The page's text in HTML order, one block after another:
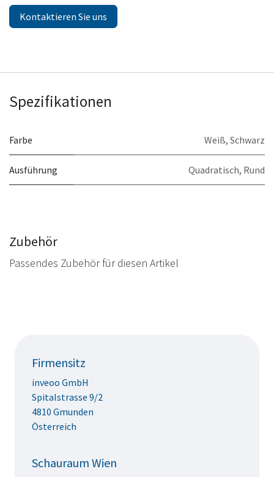
Kontaktieren Sie uns
Spezifikationen
Farbe Weiß, Schwarz
Ausführung Quadratisch, Rund
Zubehör
Passendes Zubehör für diesen Artikel
Firmensitz
inveoo GmbH
Spitalstrasse 9/2
4810 Gmunden
Österreich
Schauraum Wien